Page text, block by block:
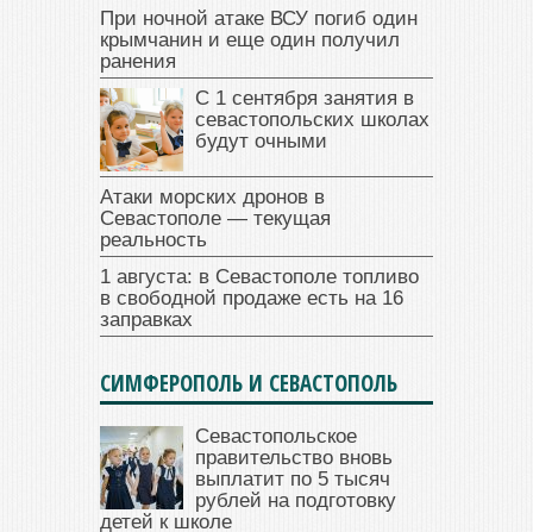
При ночной атаке ВСУ погиб один
крымчанин и еще один получил
ранения
С 1 сентября занятия в
севастопольских школах
будут очными
Атаки морских дронов в
Севастополе — текущая
реальность
1 августа: в Севастополе топливо
в свободной продаже есть на 16
заправках
СИМФЕРОПОЛЬ И СЕВАСТОПОЛЬ
Севастопольское
правительство вновь
выплатит по 5 тысяч
рублей на подготовку
детей к школе